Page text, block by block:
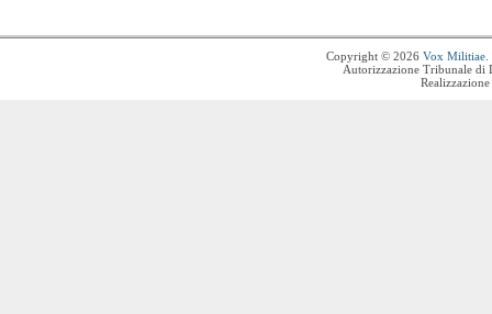
Copyright © 2026 Vox Militiae
Autorizzazione Tribunale di